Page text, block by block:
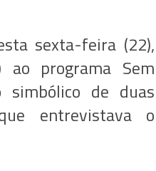
sexta-feira (22),
programa Sem
simbólico de duas
entrevistava o